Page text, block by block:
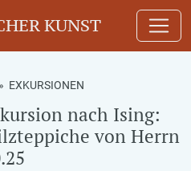
KUNST
» EXKURSIONEN
nach Ising:
von Herrn